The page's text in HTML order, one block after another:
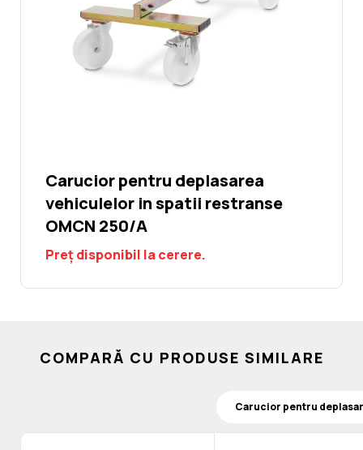
Carucior pentru deplasarea
vehiculelor in spatii restranse
OMCN 250/A
Preț disponibil la cerere.
COMPARĂ CU PRODUSE SIMILARE